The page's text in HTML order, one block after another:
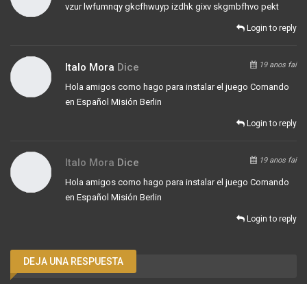
vzur lwfumnqy gkcfhwuyp izdhk gixv skgmbfhvo pekt
Login to reply
Italo Mora Dice 19 anos fai
Hola amigos como hago para instalar el juego Comando
en Español Misión Berlin
Login to reply
Italo Mora Dice 19 anos fai
Hola amigos como hago para instalar el juego Comando
en Español Misión Berlin
Login to reply
DEJA UNA RESPUESTA